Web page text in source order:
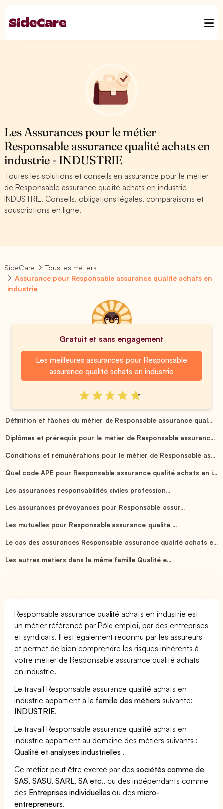
Les Assurances pour le métier
Responsable assurance qualité achats en
industrie - INDUSTRIE
Toutes les solutions et conseils en assurance pour le métier
de Responsable assurance qualité achats en industrie -
INDUSTRIE. Conseils, obligations légales, comparaisons et
souscriptions en ligne.
SideCare
Tous les métiers
Assurance pour Responsable assurance qualité achats en
industrie
Gratuit et sans engagement
Les meilleures assurances pour Responsable
assurance qualité achats en industrie
Définition et tâches du métier de Responsable assurance qual...
Diplômes et prérequis pour le métier de Responsable assuranc...
Conditions et rémunérations pour le métier de Responsable as...
Quel code APE pour Responsable assurance qualité achats en i...
Les assurances responsabilités civiles profession...
Les assurances prévoyances pour Responsable assur...
Les mutuelles pour Responsable assurance qualité ...
Le cas des assurances Responsable assurance qualité achats e...
Les autres métiers dans la même famille Qualité e...
Responsable assurance qualité achats en industrie est
un métier référencé par Pôle emploi, par des entreprises
et syndicats. Il est également reconnu par les assureurs
et permet de bien comprendre les risques inhérents à
votre métier de Responsable assurance qualité achats
en industrie.
Le travail Responsable assurance qualité achats en
industrie appartient à la famille des métiers suivante:
INDUSTRIE.
Le travail Responsable assurance qualité achats en
industrie appartient au domaine des métiers suivants :
Qualité et analyses industrielles .
Ce métier peut être exercé par dessociétés comme de
SAS, SASU, SARL, SA etc.. ou des indépendants comme
des Entreprises individuelles ou desmicro-
entrepreneurs.